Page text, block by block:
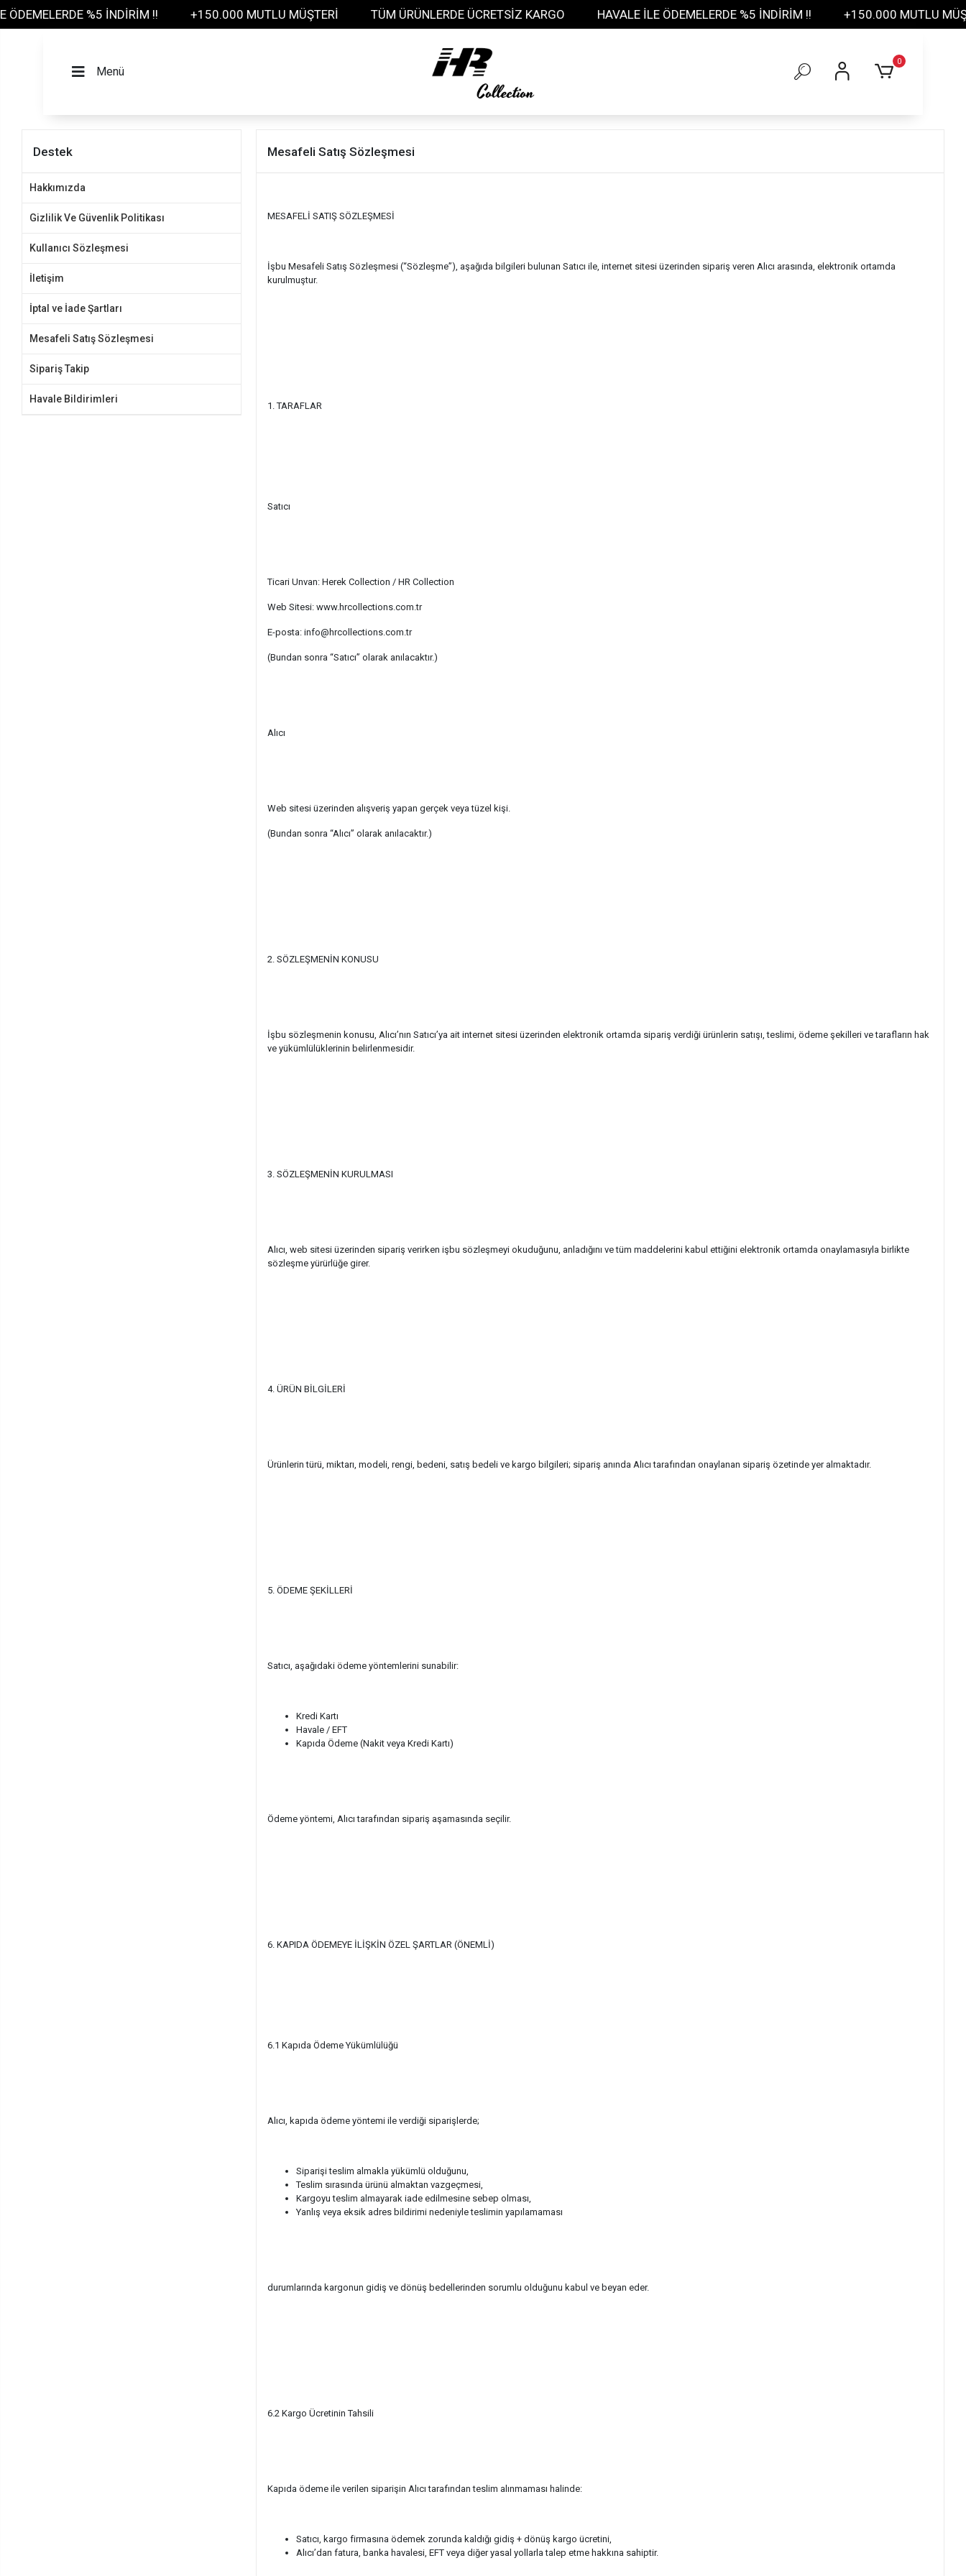
%5 İNDİRİM !! +150.000 MUTLU MÜŞTERİ TÜM ÜRÜNLERDE ÜCRETSİZ KARGO HAVALE İLE ÖDEMELERDE %5 İNDİRİM !! +150.000 MUTLU MÜŞTERİ
Menü
0
Destek
Hakkımızda
Gizlilik Ve Güvenlik Politikası
Kullanıcı Sözleşmesi
İletişim
İptal ve İade Şartları
Mesafeli Satış Sözleşmesi
Sipariş Takip
Havale Bildirimleri
Mesafeli Satış Sözleşmesi
MESAFELİ SATIŞ SÖZLEŞMESİ
İşbu Mesafeli Satış Sözleşmesi (“Sözleşme”), aşağıda bilgileri bulunan Satıcı ile, internet sitesi üzerinden sipariş veren Alıcı arasında, elektronik ortamda
kurulmuştur.
1. TARAFLAR
Satıcı
Ticari Unvan: Herek Collection / HR Collection
Web Sitesi: www.hrcollections.com.tr
E-posta:info@hrcollections.com.tr
(Bundan sonra “Satıcı” olarak anılacaktır.)
Alıcı
Web sitesi üzerinden alışveriş yapan gerçek veya tüzel kişi.
(Bundan sonra “Alıcı” olarak anılacaktır.)
2. SÖZLEŞMENİN KONUSU
İşbu sözleşmenin konusu, Alıcı’nın Satıcı’ya ait internet sitesi üzerinden elektronik ortamda sipariş verdiği ürünlerin satışı, teslimi, ödeme şekilleri ve tarafların hak
ve yükümlülüklerinin belirlenmesidir.
3. SÖZLEŞMENİN KURULMASI
Alıcı, web sitesi üzerinden sipariş verirken işbu sözleşmeyi okuduğunu, anladığını ve tüm maddelerini kabul ettiğini elektronik ortamda onaylamasıyla birlikte
sözleşme yürürlüğe girer.
4. ÜRÜN BİLGİLERİ
Ürünlerin türü, miktarı, modeli, rengi, bedeni, satış bedeli ve kargo bilgileri; sipariş anında Alıcı tarafından onaylanan sipariş özetinde yer almaktadır.
5. ÖDEME ŞEKİLLERİ
Satıcı, aşağıdaki ödeme yöntemlerini sunabilir:
Kredi Kartı
Havale / EFT
Kapıda Ödeme (Nakit veya Kredi Kartı)
Ödeme yöntemi, Alıcı tarafından sipariş aşamasında seçilir.
6. KAPIDA ÖDEMEYE İLİŞKİN ÖZEL ŞARTLAR (ÖNEMLİ)
6.1 Kapıda Ödeme Yükümlülüğü
Alıcı, kapıda ödeme yöntemi ile verdiği siparişlerde;
Siparişi teslim almakla yükümlü olduğunu,
Teslim sırasında ürünü almaktan vazgeçmesi,
Kargoyu teslim almayarak iade edilmesine sebep olması,
Yanlış veya eksik adres bildirimi nedeniyle teslimin yapılamaması
durumlarında kargonun gidiş ve dönüş bedellerinden sorumlu olduğunu kabul ve beyan eder.
6.2 Kargo Ücretinin Tahsili
Kapıda ödeme ile verilen siparişin Alıcı tarafından teslim alınmaması halinde:
Satıcı, kargo firmasına ödemek zorunda kaldığı gidiş + dönüş kargo ücretini,
Alıcı’dan fatura, banka havalesi, EFT veya diğer yasal yollarla talep etme hakkına sahiptir.